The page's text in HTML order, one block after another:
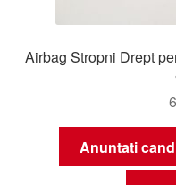
Airbag Stropni Drept
Anuntati